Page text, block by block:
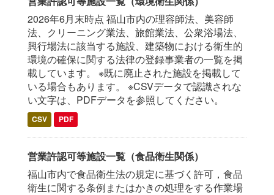
2026年6月末時点 福山市内の理容師法、美容師
法、クリーニング業法、旅館業法、公衆浴場法、
興行場法に該当する施設、建築物における衛生的
環境の確保に関する法律の登録事業者の一覧を掲
載しています。 ※既に廃止された施設を掲載して
いる場合もあります。 ※CSVデータで認識されな
い文字は、PDFデータを参照してください。
CSV PDF
営業許認可等施設一覧（食品衛生関係）
福山市内で食品衛生法の規定に基づく許可，食品
衛生に関する条例またはかきの処理をする作業場